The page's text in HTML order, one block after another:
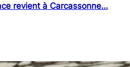
revient à Carcassonne…